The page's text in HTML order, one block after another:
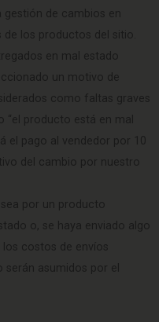
gestión de cambios en
los productos del sitio.
en mal estado
un motivo de
como faltas graves
“el producto está en mal
el pago al vendedor por 10
del cambio por nuestro
por un producto
o, se haya enviado algo
costos de envíos
asumidos por el